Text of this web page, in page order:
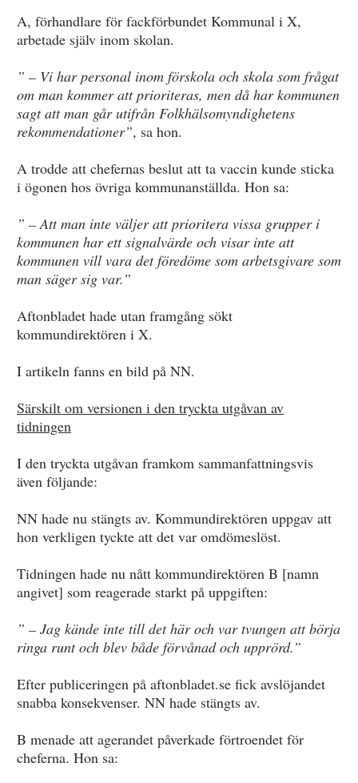
A, förhandlare för fackförbundet Kommunal i X,
arbetade själv inom skolan.
” – Vi har personal inom förskola och skola som frågat
om man kommer att prioriteras, men då har kommunen
sagt att man går utifrån Folkhälsomyndighetens
rekommendationer”, sa hon.
A trodde att chefernas beslut att ta vaccin kunde sticka
i ögonen hos övriga kommunanställda. Hon sa:
” – Att man inte väljer att prioritera vissa grupper i
kommunen har ett signalvärde och visar inte att
kommunen vill vara det föredöme som arbetsgivare som
man säger sig var.”
Aftonbladet hade utan framgång sökt
kommundirektören i X.
I artikeln fanns en bild på NN.
Särskilt om versionen i den tryckta utgåvan av
tidningen
I den tryckta utgåvan framkom sammanfattningsvis
även följande:
NN hade nu stängts av. Kommundirektören uppgav att
hon verkligen tyckte att det var omdömeslöst.
Tidningen hade nu nått kommundirektören B [namn
angivet] som reagerade starkt på uppgiften:
” – Jag kände inte till det här och var tvungen att börja
ringa runt och blev både förvånad och upprörd.”
Efter publiceringen på aftonbladet.se fick avslöjandet
snabba konsekvenser. NN hade stängts av.
B menade att agerandet påverkade förtroendet för
cheferna. Hon sa: